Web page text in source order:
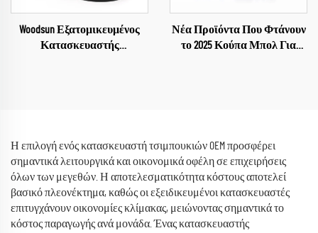
Woodsun Εξατομικευμένος
Κατασκευαστής
Νέα Προϊόντα Που Φτάνουν
το 2025 Κούπα Μπολ Για
Η επιλογή ενός κατασκευαστή τσιμπουκιών OEM προσφέρει
σημαντικά λειτουργικά και οικονομικά οφέλη σε επιχειρήσεις
όλων των μεγεθών. Η αποτελεσματικότητα κόστους αποτελεί
βασικό πλεονέκτημα, καθώς οι εξειδικευμένοι κατασκευαστές
επιτυγχάνουν οικονομίες κλίμακας, μειώνοντας σημαντικά το
κόστος παραγωγής ανά μονάδα. Ένας κατασκευαστής